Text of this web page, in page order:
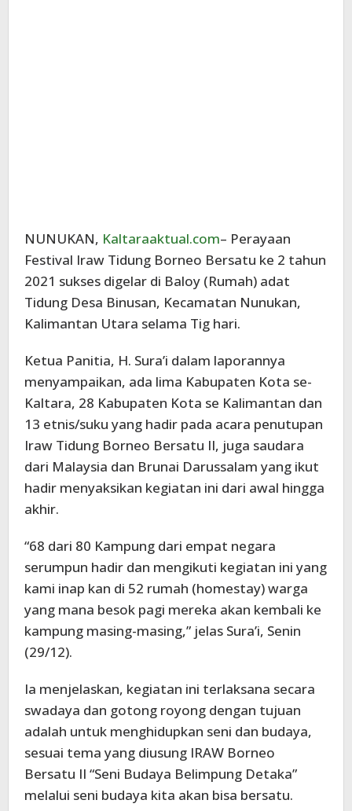
NUNUKAN, Kaltaraaktual.com– Perayaan
Festival Iraw Tidung Borneo Bersatu ke 2 tahun
2021 sukses digelar di Baloy (Rumah) adat
Tidung Desa Binusan, Kecamatan Nunukan,
Kalimantan Utara selama Tig hari.
Ketua Panitia, H. Sura’i dalam laporannya
menyampaikan, ada lima Kabupaten Kota se-
Kaltara, 28 Kabupaten Kota se Kalimantan dan
13 etnis/suku yang hadir pada acara penutupan
Iraw Tidung Borneo Bersatu II, juga saudara
dari Malaysia dan Brunai Darussalam yang ikut
hadir menyaksikan kegiatan ini dari awal hingga
akhir.
“68 dari 80 Kampung dari empat negara
serumpun hadir dan mengikuti kegiatan ini yang
kami inap kan di 52 rumah (homestay) warga
yang mana besok pagi mereka akan kembali ke
kampung masing-masing,” jelas Sura’i, Senin
(29/12).
Ia menjelaskan, kegiatan ini terlaksana secara
swadaya dan gotong royong dengan tujuan
adalah untuk menghidupkan seni dan budaya,
sesuai tema yang diusung IRAW Borneo
Bersatu II “Seni Budaya Belimpung Detaka”
melalui seni budaya kita akan bisa bersatu.